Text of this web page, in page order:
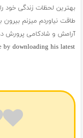
بهترین لحظات زندگی خود
طاقت نیاوردم میزنم بیرون
آرامش و شادکامی پرورش
by downloading his latest